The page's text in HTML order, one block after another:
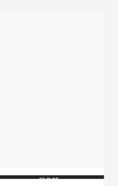
CLOSE